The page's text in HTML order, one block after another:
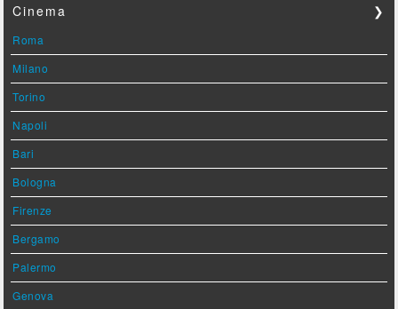
Cinema ❯
Roma
Milano
Torino
Napoli
Bari
Bologna
Firenze
Bergamo
Palermo
Genova